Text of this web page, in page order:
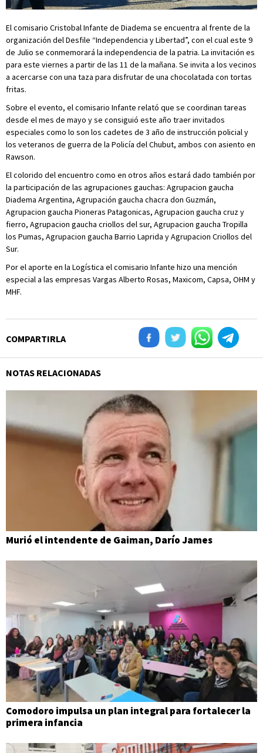
El comisario Cristobal Infante de Diadema se encuentra al frente de la
organización del Desfile “Independencia y Libertad”, con el cual este 9
de Julio se conmemorará la independencia de la patria. La invitación es
para este viernes a partir de las 11 de la mañana. Se invita a los vecinos
a acercarse con una taza para disfrutar de una chocolatada con tortas
fritas.
Sobre el evento, el comisario Infante relató que se coordinan tareas
desde el mes de mayo y se consiguió este año traer invitados
especiales como lo son los cadetes de 3 año de instrucción policial y
los veteranos de guerra de la Policía del Chubut, ambos con asiento en
Rawson.
El colorido del encuentro como en otros años estará dado también por
la participación de las agrupaciones gauchas: Agrupacion gaucha
Diadema Argentina, Agrupación gaucha chacra don Guzmán,
Agrupacion gaucha Pioneras Patagonicas, Agrupacion gaucha cruz y
fierro, Agrupacion gaucha criollos del sur, Agrupacion gaucha Tropilla
los Pumas, Agrupacion gaucha Barrio Laprida y Agrupacion Criollos del
Sur.
Por el aporte en la Logística el comisario Infante hizo una mención
especial a las empresas Vargas Alberto Rosas, Maxicom, Capsa, OHM y
MHF.
COMPARTIRLA
NOTAS RELACIONADAS
Murió el intendente de Gaiman, Darío James
Comodoro impulsa un plan integral para fortalecer la
primera infancia